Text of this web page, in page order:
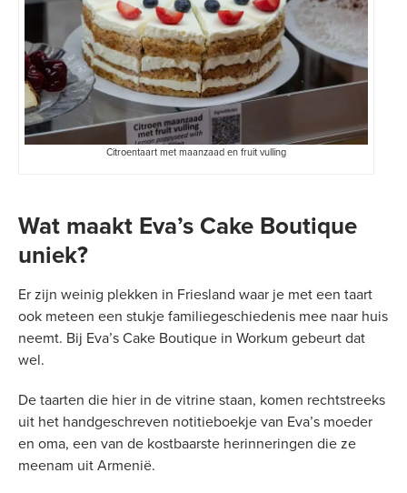
Citroentaart met maanzaad en fruit vulling
Wat maakt Eva’s Cake Boutique
uniek?
Er zijn weinig plekken in Friesland waar je met een taart
ook meteen een stukje familiegeschiedenis mee naar huis
neemt. Bij Eva’s Cake Boutique in Workum gebeurt dat
wel.
De taarten die hier in de vitrine staan, komen rechtstreeks
uit het handgeschreven notitieboekje van Eva’s moeder
en oma, een van de kostbaarste herinneringen die ze
meenam uit Armenië.